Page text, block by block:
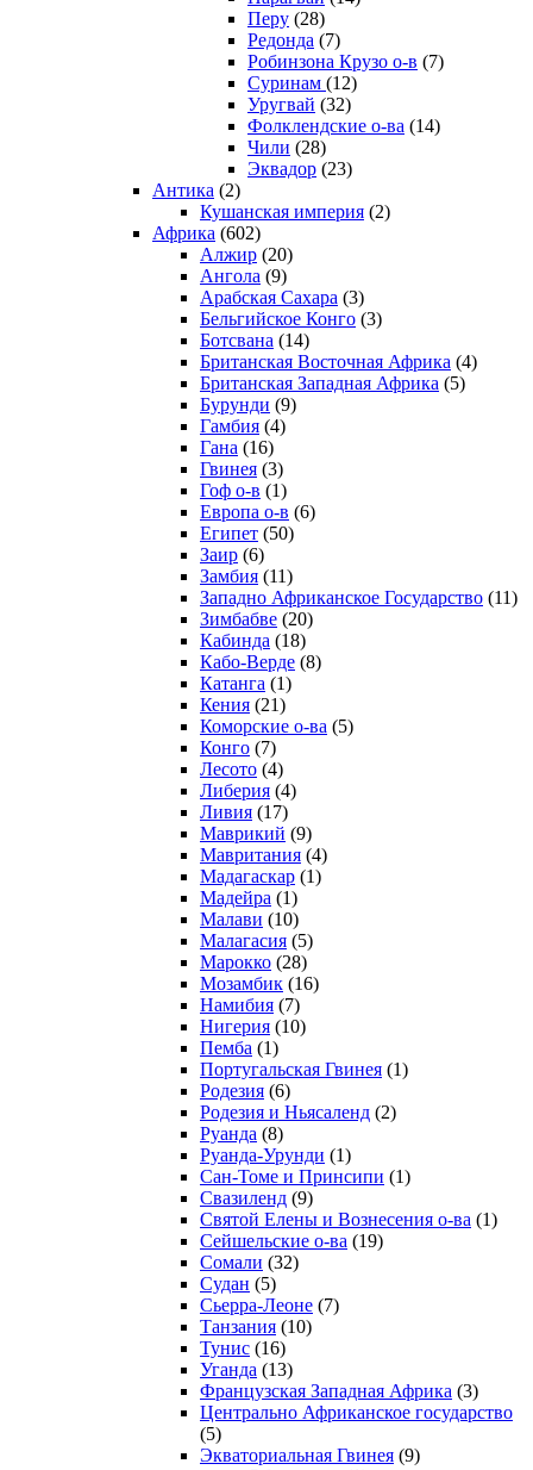
Перу (28)
Редонда (7)
Робинзона Крузо о-в (7)
Суринам (12)
Уругвай (32)
Фолклендские о-ва (14)
Чили (28)
Эквадор (23)
Антика (2)
Кушанская империя (2)
Африка (602)
Алжир (20)
Ангола (9)
Арабская Сахара (3)
Бельгийское Конго (3)
Ботсвана (14)
Британская Восточная Африка (4)
Британская Западная Африка (5)
Бурунди (9)
Гамбия (4)
Гана (16)
Гвинея (3)
Гоф о-в (1)
Европа о-в (6)
Египет (50)
Заир (6)
Замбия (11)
Западно Африканское Государство (11)
Зимбабве (20)
Кабинда (18)
Кабо-Верде (8)
Катанга (1)
Кения (21)
Коморcкие о-ва (5)
Конго (7)
Лесото (4)
Либерия (4)
Ливия (17)
Маврикий (9)
Мавритания (4)
Мадагаскар (1)
Мадейра (1)
Малави (10)
Малагасия (5)
Марокко (28)
Мозамбик (16)
Намибия (7)
Нигерия (10)
Пемба (1)
Португальская Гвинея (1)
Родезия (6)
Родезия и Ньясаленд (2)
Руанда (8)
Руанда-Урунди (1)
Сан-Томе и Принсипи (1)
Свазиленд (9)
Святой Елены и Вознесения о-ва (1)
Сейшельские о-ва (19)
Сомали (32)
Судан (5)
Сьерра-Леоне (7)
Танзания (10)
Тунис (16)
Уганда (13)
Французская Западная Африка (3)
Центрально Африканское государство
(5)
Экваториальная Гвинея (9)